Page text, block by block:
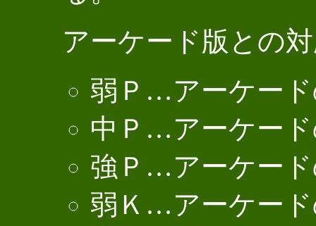
アーケード版との
弱Ｐ…アーケード
中Ｐ…アーケー
強Ｐ…アーケー
弱Ｋ…アーケード